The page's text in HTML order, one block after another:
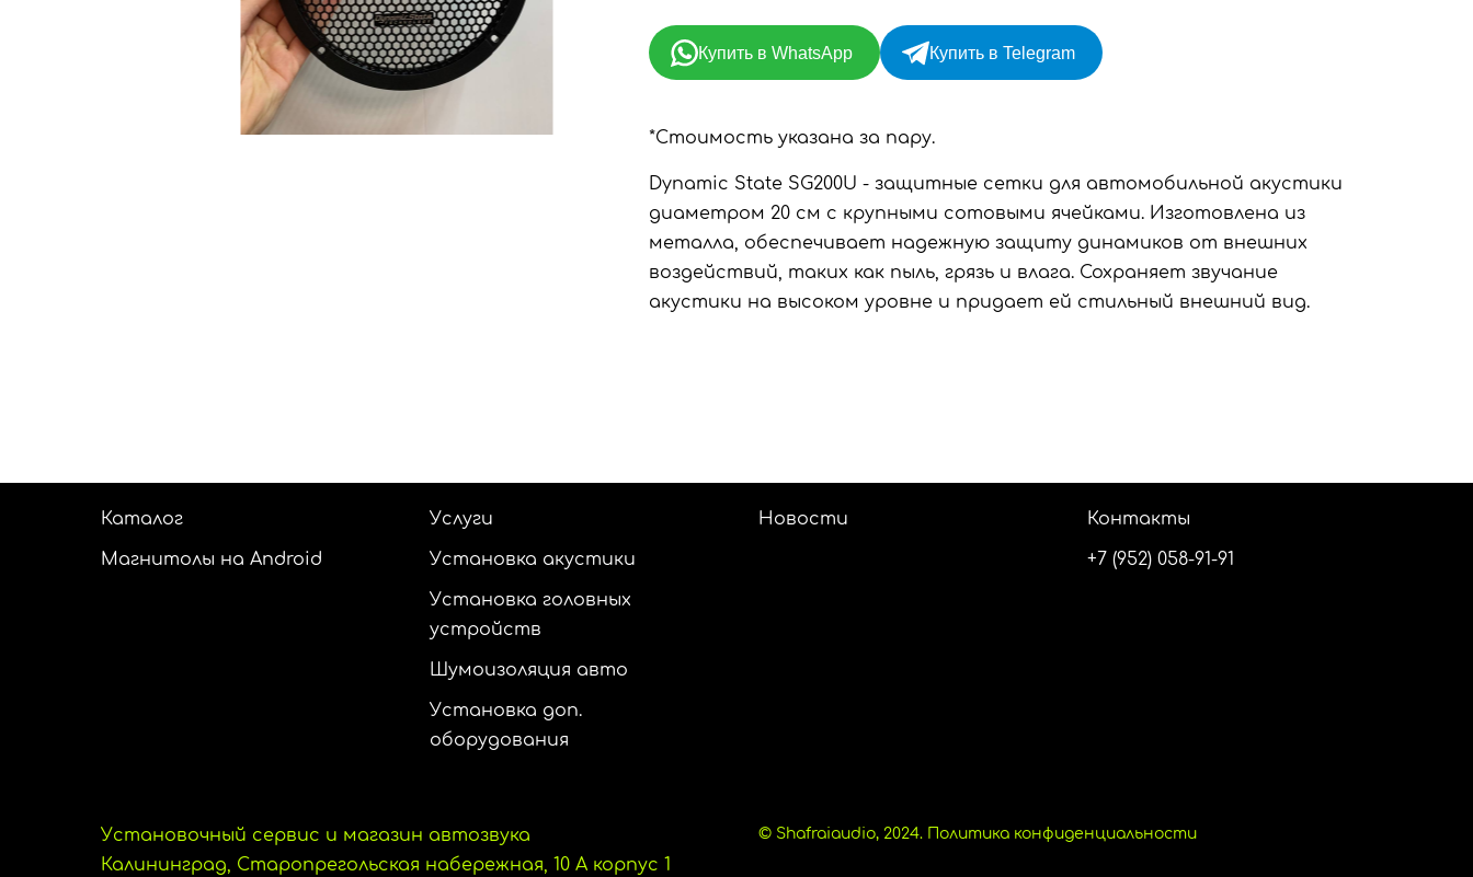
Купить в WhatsApp Купить в Telegram
*Стоимость указана за пару.
Dynamic State SG200U - защитные сетки для автомобильной акустики
диаметром 20 см с крупными сотовыми ячейками. Изготовлена из
металла, обеспечивает надежную защиту динамиков от внешних
воздействий, таких как пыль, грязь и влага. Сохраняет звучание
акустики на высоком уровне и придает ей стильный внешний вид.
Каталог
Магнитолы на Android
Услуги
Установка акустики
Установка головных
устройств
Шумоизоляция авто
Установка доп.
оборудования
Новости Контакты
+7 (952) 058-91-91
Установочный сервис и магазин автозвука
Калининград, Старопрегольская набережная, 10 А корпус 1
© Shafraiaudio, 2024. Политика конфиденциальности